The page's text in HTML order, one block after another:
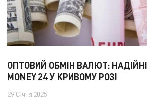
ОПТОВИЙ ОБМІН ВАЛЮТ:
MONEY 24 У КРИВОМУ РОЗІ
29 Січня 2025